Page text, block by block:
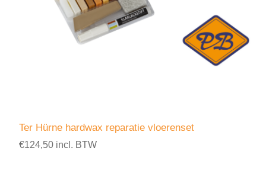
Ter Hürne hardwax reparatie vloerenset
€124,50 incl. BTW